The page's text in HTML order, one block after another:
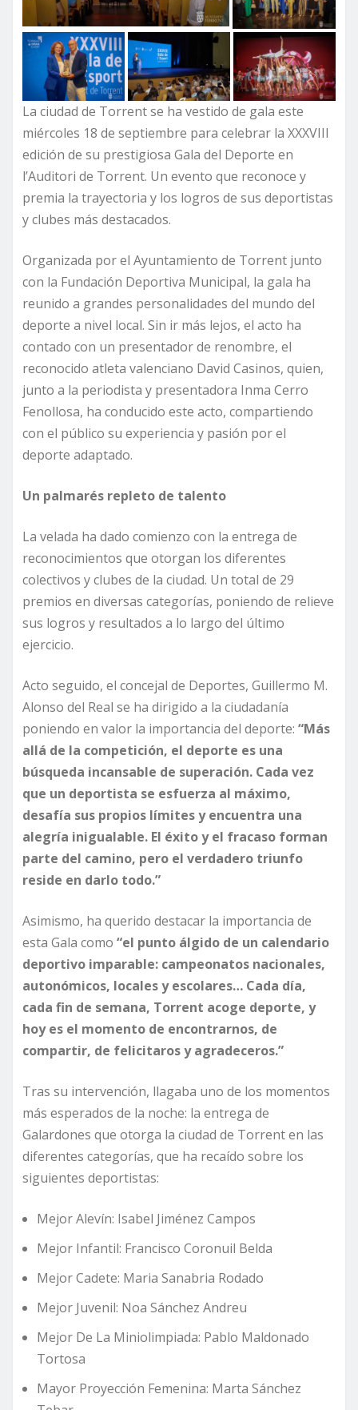
La ciudad de Torrent se ha vestido de gala este
miércoles 18 de septiembre para celebrar la XXXVIII
edición de su prestigiosa Gala del Deporte en
l’Auditori de Torrent. Un evento que reconoce y
premia la trayectoria y los logros de sus deportistas
y clubes más destacados.
Organizada por el Ayuntamiento de Torrent junto
con la Fundación Deportiva Municipal, la gala ha
reunido a grandes personalidades del mundo del
deporte a nivel local. Sin ir más lejos, el acto ha
contado con un presentador de renombre, el
reconocido atleta valenciano David Casinos, quien,
junto a la periodista y presentadora Inma Cerro
Fenollosa, ha conducido este acto, compartiendo
con el público su experiencia y pasión por el
deporte adaptado.
Un palmarés repleto de talento
La velada ha dado comienzo con la entrega de
reconocimientos que otorgan los diferentes
colectivos y clubes de la ciudad. Un total de 29
premios en diversas categorías, poniendo de relieve
sus logros y resultados a lo largo del último
ejercicio.
Acto seguido, el concejal de Deportes, Guillermo M.
Alonso del Real se ha dirigido a la ciudadanía
poniendo en valor la importancia del deporte: “Más
allá de la competición, el deporte es una
búsqueda incansable de superación. Cada vez
que un deportista se esfuerza al máximo,
desafía sus propios límites y encuentra una
alegría inigualable. El éxito y el fracaso forman
parte del camino, pero el verdadero triunfo
reside en darlo todo.”
Asimismo, ha querido destacar la importancia de
esta Gala como “el punto álgido de un calendario
deportivo imparable: campeonatos nacionales,
autonómicos, locales y escolares… Cada día,
cada fin de semana, Torrent acoge deporte, y
hoy es el momento de encontrarnos, de
compartir, de felicitaros y agradeceros.”
Tras su intervención, llagaba uno de los momentos
más esperados de la noche: la entrega de
Galardones que otorga la ciudad de Torrent en las
diferentes categorías, que ha recaído sobre los
siguientes deportistas:
Mejor Alevín: Isabel Jiménez Campos
Mejor Infantil: Francisco Coronuil Belda
Mejor Cadete: Maria Sanabria Rodado
Mejor Juvenil: Noa Sánchez Andreu
Mejor De La Miniolimpiada: Pablo Maldonado
Tortosa
Mayor Proyección Femenina: Marta Sánchez